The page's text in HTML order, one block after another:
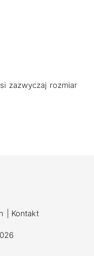
zazwyczaj rozmiar
Kontakt